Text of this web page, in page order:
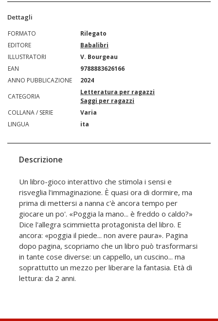
Dettagli
FORMATO
Rilegato
EDITORE
Babalibri
ILLUSTRATORI
V. Bourgeau
EAN
9788883626166
ANNO PUBBLICAZIONE
2024
CATEGORIA
Letteratura per ragazzi
Saggi per ragazzi
COLLANA / SERIE
Varia
LINGUA
ita
Descrizione
Un libro-gioco interattivo che stimola i sensi e
risveglia l'immaginazione. È quasi ora di dormire, ma
prima di mettersi a nanna c'è ancora tempo per
giocare un po'. «Poggia la mano... è freddo o caldo?»
Dice l'allegra scimmietta protagonista del libro. E
ancora: «poggia il piede... non avere paura». Pagina
dopo pagina, scopriamo che un libro può trasformarsi
in tante cose diverse: un cappello, un cuscino... ma
soprattutto un mezzo per liberare la fantasia. Età di
lettura: da 2 anni.